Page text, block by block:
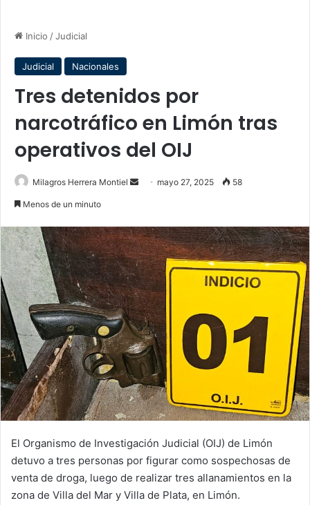
Inicio /Judicial
Judicial Nacionales
Tres detenidos por
narcotráfico en Limón tras
operativos del OIJ
Milagros Herrera Montiel
Send mayo 27, 2025 58
Menos de un minuto
El Organismo de Investigación Judicial (OIJ) de Limón
detuvo a tres personas por figurar como sospechosas de
venta de droga, luego de realizar tres allanamientos en la
zona de Villa del Mar y Villa de Plata, en Limón.